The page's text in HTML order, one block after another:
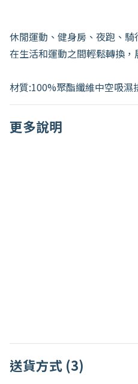
休閒運動、健身房、夜跑、騎
在生活和運動之間輕鬆轉換
材質:100%聚酯纖維中空吸濕
更多說明
送貨方式 (3)